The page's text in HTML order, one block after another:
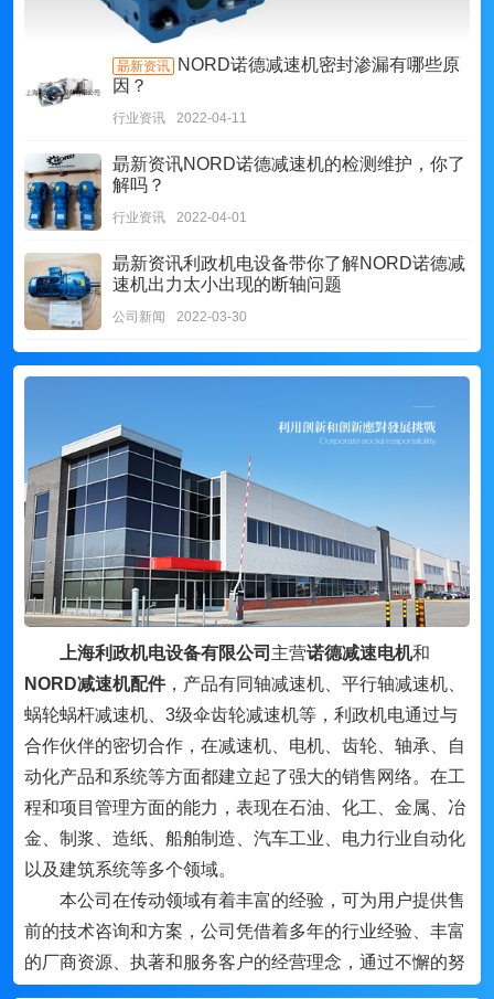
朂新资讯
NORD诺德减速机密封渗漏有哪些原
因？
行业资讯 2022-04-11
朂新资讯NORD诺德减速机的检测维护，你了
解吗？
行业资讯 2022-04-01
朂新资讯利政机电设备带你了解NORD诺德减
速机出力太小出现的断轴问题
公司新闻 2022-03-30
上海利政机电设备有限公司 主营诺德减速电机和
NORD减速机配件，产品有同轴减速机、平行轴减速机、
蜗轮蜗杆减速机、3级伞齿轮减速机等，利政机电通过与
合作伙伴的密切合作，在减速机、电机、齿轮、轴承、自
动化产品和系统等方面都建立起了强大的销售网络。在工
程和项目管理方面的能力，表现在石油、化工、金属、冶
金、制浆、造纸、船舶制造、汽车工业、电力行业自动化
以及建筑系统等多个领域。
本公司在传动领域有着丰富的经验，可为用户提供售
前的技术咨询和方案，公司凭借着多年的行业经验、丰富
的厂商资源、执著和服务客户的经营理念，通过不懈的努
力，与国内外的机电行业品牌及许多厂家密切合作，形成